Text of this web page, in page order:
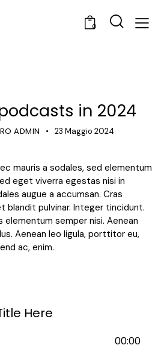
0
in 2024
ADMIN 23 Maggio 2024
mauris a sodales, sed elementum
eget viverra egestas nisi in
augue a accumsan. Cras
blandit pulvinar. Integer tincidunt.
elementum semper nisi. Aenean
Aenean leo ligula, porttitor eu,
ac, enim.
Here
00:00